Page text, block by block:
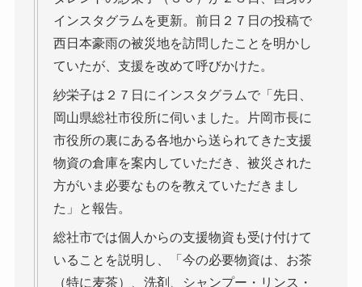
インスタグラムを更新。前日２７日の投稿で
西日本豪雨の被災地を訪問したことを明かし
ていたが、支援を改めて呼びかけた。
紗栄子は２７日にインスタグラムで「先日、
岡山県総社市役所に伺いました。片岡市長に
市役所の裏にある各地から送られてきた支援
物資の倉庫を案内していただき、被災された
方がいま必要なものを教えていただきまし
た」と報告。
総社市では個人からの支援物資も受け付けて
いることを説明し、「今の必要物資は、お茶
（特に麦茶）、洗剤、シャンプー・リンス・